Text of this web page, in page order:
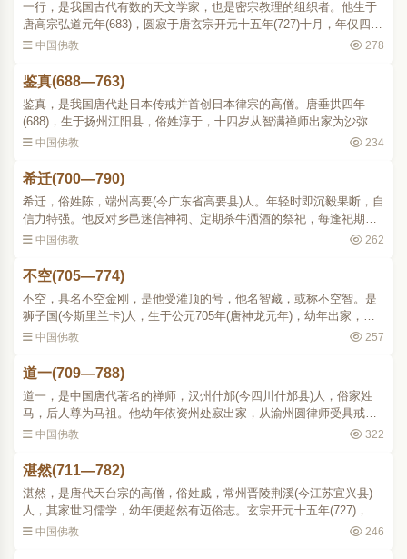
一行，是我国古代有数的天文学家，也是密宗教理的组织者。他生于
唐高宗弘道元年(683)，圆寂于唐玄宗开元十五年(727)十月，年仅四十
五岁。一行原籍魏州昌乐县(依《旧唐书》卷一百九十一之说，当今河
中国佛教 278
鉴真(688—763)
鉴真，是我国唐代赴日本传戒并首创日本律宗的高僧。唐垂拱四年
(688)，生于扬州江阳县，俗姓淳于，十四岁从智满禅师出家为沙弥，
神龙元年 (705)，从光州道岸律师受菩萨戒，景龙元年(707)，游学东
中国佛教 234
希迁(700—790)
希迁，俗姓陈，端州高要(今广东省高要县)人。年轻时即沉毅果断，自
信力特强。他反对乡邑迷信神祠、定期杀牛洒酒的祭祀，每逢祀期，
就前往毁祠夺牛，态度坚决。旋赴曹溪，投禅家南宗慧能门下，受度
中国佛教 262
不空(705—774)
不空，具名不空金刚，是他受灌顶的号，他名智藏，或称不空智。是
狮子国(今斯里兰卡)人，生于公元705年(唐神龙元年)，幼年出家，十
四岁在闍婆国 (今印度尼西亚爪哇)遇见金刚智三藏，随来中国，720年
中国佛教 257
道一(709—788)
道一，是中国唐代著名的禅师，汉州什邡(今四川什邡县)人，俗家姓
马，后人尊为马祖。他幼年依资州处寂出家，从渝州圆律师受具戒。
开元中(735年顷)，到衡山，结庵而住，整日坐禅。当时南岳怀让住在
中国佛教 322
湛然(711—782)
湛然，是唐代天台宗的高僧，俗姓戚，常州晋陵荆溪(今江苏宜兴县)
人，其家世习儒学，幼年便超然有迈俗志。玄宗开元十五年(727)，他
年十七岁，游浙东，寻师访道。至十八年(730)，于东阳遇金华方岩，
中国佛教 246